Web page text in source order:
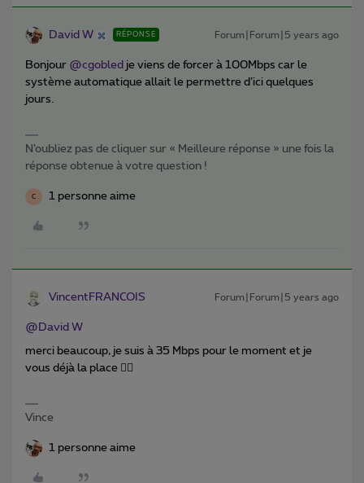
David W RÉPONSE Forum|Forum|5 years ago
Bonjour @cgobled je viens de forcer à 100Mbps car le
système automatique allait le permettre d’ici quelques
jours.
N’oubliez pas de cliquer sur « Meilleure réponse » une fois la
réponse obtenue à votre question !
C 1 personne aime
VincentFRANCOIS Forum|Forum|5 years ago
@David W
merci beaucoup, je suis à 35 Mbps pour le moment et je
vous déjà la place 👍🏻
Vince
1 personne aime